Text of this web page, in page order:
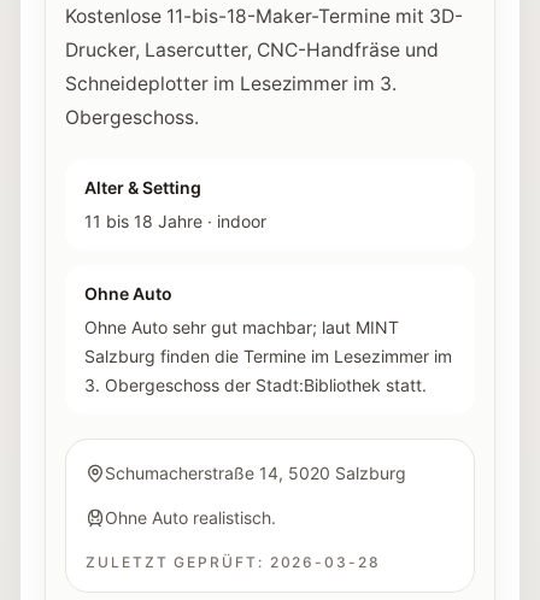
Kostenlose 11-bis-18-Maker-Termine mit 3D-
Drucker, Lasercutter, CNC-Handfräse und
Schneideplotter im Lesezimmer im 3.
Obergeschoss.
Alter & Setting
11 bis 18 Jahre · indoor
Ohne Auto
Ohne Auto sehr gut machbar; laut MINT
Salzburg finden die Termine im Lesezimmer im
3. Obergeschoss der Stadt:Bibliothek statt.
Schumacherstraße 14, 5020 Salzburg
Ohne Auto realistisch.
ZULETZT GEPRÜFT: 2026-03-28